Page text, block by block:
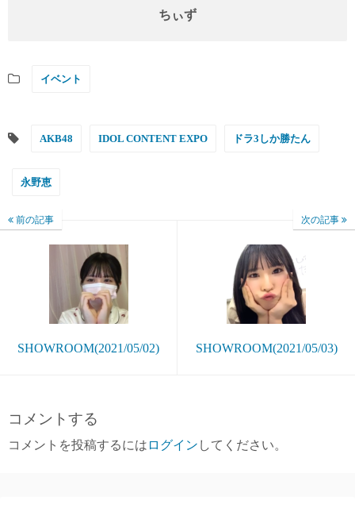
ちぃず
イベント
AKB48 IDOL CONTENT EXPO ドラ3しか勝たん
永野恵
前の記事
SHOWROOM(2021/05/02)
次の記事
SHOWROOM(2021/05/03)
コメントする
コメントを投稿するには ログイン してください。